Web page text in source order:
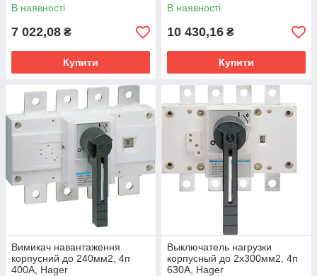
В наявності
7 022,08 ₴
Купити
В наявності
10 430,16 ₴
Купити
Вимикач навантаження
корпусний до 240мм2, 4п
400А, Hager
Выключатель нагрузки
корпусный до 2х300мм2, 4п
630А, Hager